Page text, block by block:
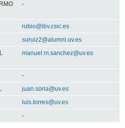
-
rubio@ibv.csic.es
suruiz2@alumni.uv.es
manuel.m.sanchez@uv.es
-
juan.soria@uv.es
luis.torres@uv.es
-